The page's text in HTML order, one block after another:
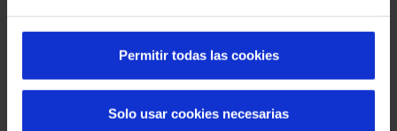
Permitir todas las cookies
Solo usar cookies necesarias
preciso acorde a la normativa vigente.
Optimizar el rendimiento, al asegurar la agilidad